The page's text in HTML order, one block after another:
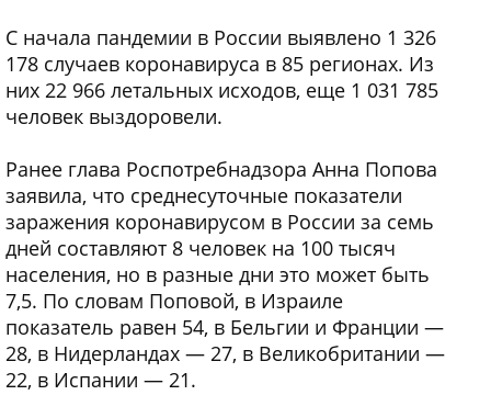
С начала пандемии в России выявлено 1 326
178 случаев коронавируса в 85 регионах. Из
них 22 966 летальных исходов, еще 1 031 785
человек выздоровели.
Ранее глава Роспотребнадзора Анна Попова
заявила, что среднесуточные показатели
заражения коронавирусом в России за семь
дней составляют 8 человек на 100 тысяч
населения, но в разные дни это может быть
7,5. По словам Поповой, в Израиле
показатель равен 54, в Бельгии и Франции —
28, в Нидерландах — 27, в Великобритании —
22, в Испании — 21.